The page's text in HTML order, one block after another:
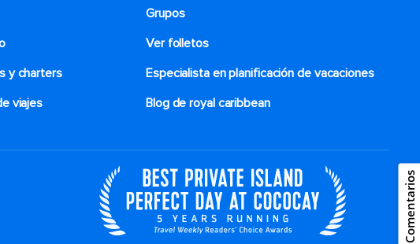
Grupos
Ver folletos
y charters​
Especialista en planificación de vacaciones
viajes
Blog de royal caribbean
Comentarios